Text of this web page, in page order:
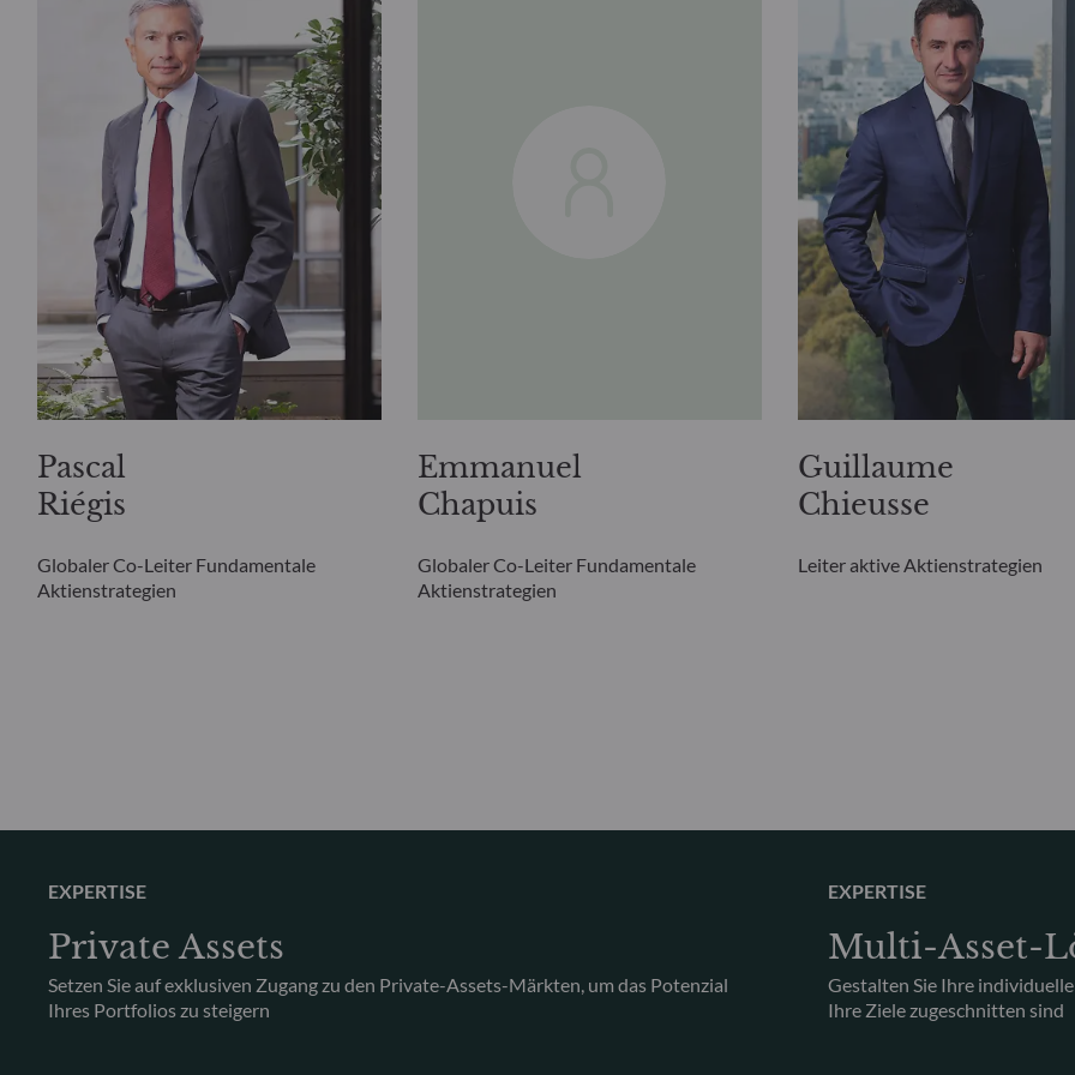
Pascal
Riégis
Globaler Co-Leiter Fundamentale
Aktienstrategien
Emmanuel
Chapuis
Globaler Co-Leiter Fundamentale
Aktienstrategien
Guillaume
Chieusse
Leiter aktive Aktienstrategien
EXPERTISE
Private Assets
Setzen Sie auf exklusiven Zugang zu den Private-Assets-Märkten, um das Potenzial
Ihres Portfolios zu steigern
EXPERTISE
Multi-Asset-
Gestalten Sie Ihre
Ihre Ziele zugeschnitten sind